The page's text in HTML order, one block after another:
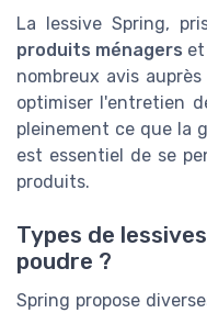
La lessive Spring,
produits ménagers
nombreux avis
optimiser l'entretien
pleinement ce que la
est essentiel de se
produits.
Types de
poudre ?
Spring propose